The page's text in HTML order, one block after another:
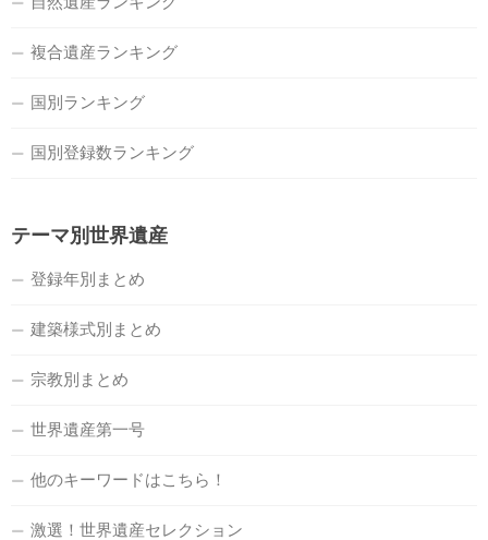
複合遺産ランキング
国別ランキング
国別登録数ランキング
テーマ別世界遺産
登録年別まとめ
建築様式別まとめ
宗教別まとめ
世界遺産第一号
他のキーワードはこちら！
激選！世界遺産セレクション